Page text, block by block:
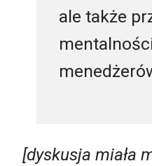
ale także
[dyskusja miała